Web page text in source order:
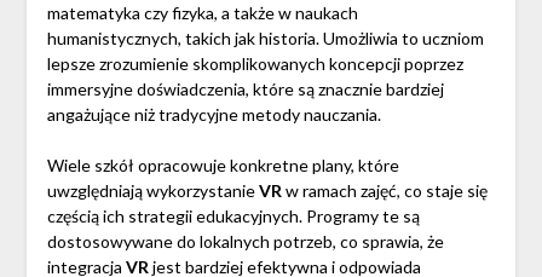
matematyka czy fizyka, a także w naukach
humanistycznych, takich jak historia. Umożliwia to uczniom
lepsze zrozumienie skomplikowanych koncepcji poprzez
immersyjne doświadczenia, które są znacznie bardziej
angażujące niż tradycyjne metody nauczania.
Wiele szkół opracowuje konkretne plany, które
uwzględniają wykorzystanieVRw ramach zajęć, co staje się
częścią ich strategii edukacyjnych. Programy te są
dostosowywane do lokalnych potrzeb, co sprawia, że
integracja VRjest bardziej efektywna i odpowiada